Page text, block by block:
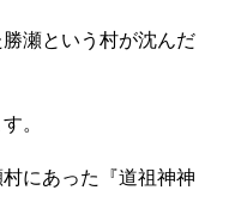
瀬という村が沈んだ
。
にあった『道祖神神